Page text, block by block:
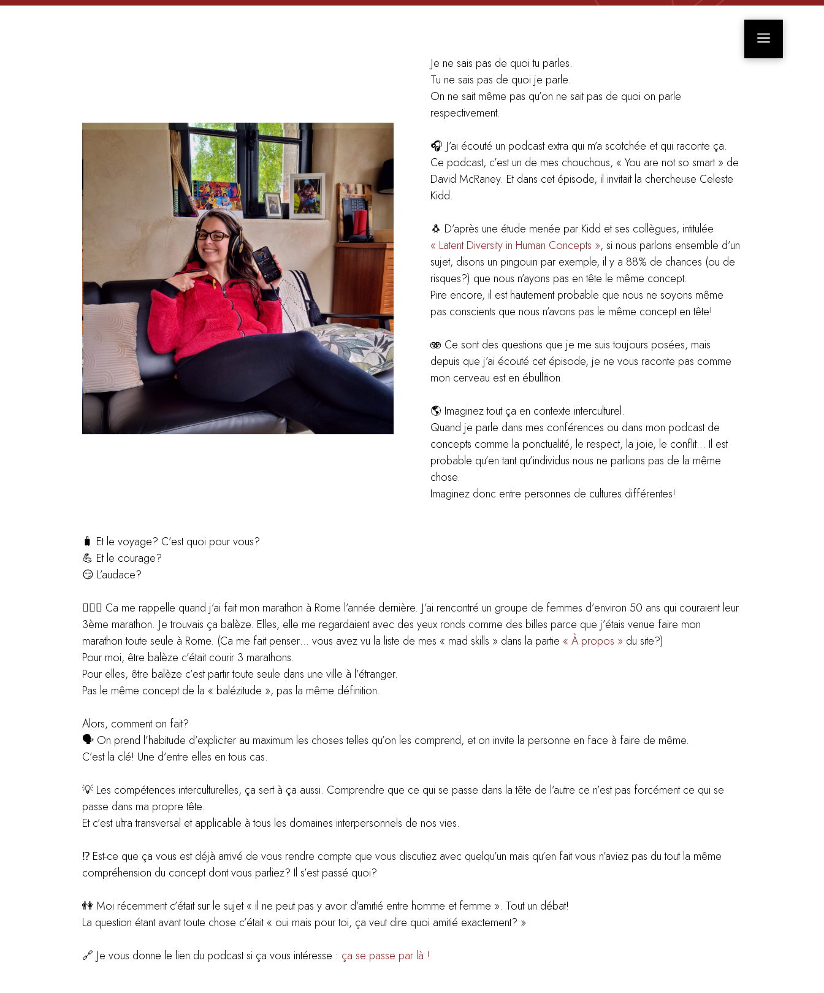
a
Je ne sais pas de quoi tu parles.
Tu ne sais pas de quoi je parle.
On ne sait même pas qu’on ne sait pas de quoi on parle
respectivement.
🎧 J’ai écouté un podcast extra qui m’a scotchée et qui raconte ça.
Ce podcast, c’est un de mes chouchous, « You are not so smart » de
David McRaney. Et dans cet épisode, il invitait la chercheuse Celeste
Kidd.
🐧 D’après une étude menée par Kidd et ses collègues, intitulée
« Latent Diversity in Human Concepts », si nous parlons ensemble d’un
sujet, disons un pingouin par exemple, il y a 88% de chances (ou de
risques?) que nous n’ayons pas en tête le même concept.
Pire encore, il est hautement probable que nous ne soyons même
pas conscients que nous n’avons pas le même concept en tête!
🫨 Ce sont des questions que je me suis toujours posées, mais
depuis que j’ai écouté cet épisode, je ne vous raconte pas comme
mon cerveau est en ébullition.
🌎 Imaginez tout ça en contexte interculturel.
Quand je parle dans mes conférences ou dans mon podcast de
concepts comme la ponctualité, le respect, la joie, le conflit… Il est
probable qu’en tant qu’individus nous ne parlions pas de la même
chose.
Imaginez donc entre personnes de cultures différentes!
🧳 Et le voyage? C’est quoi pour vous?
💪 Et le courage?
😏 L’audace?
🏃🏽‍♀️ Ca me rappelle quand j’ai fait mon marathon à Rome l’année dernière. J’ai rencontré un groupe de femmes d’environ 50 ans qui couraient leur
3ème marathon. Je trouvais ça balèze. Elles, elle me regardaient avec des yeux ronds comme des billes parce que j’étais venue faire mon
marathon toute seule à Rome. (Ca me fait penser… vous avez vu la liste de mes « mad skills » dans la partie « À propos » du site?)
Pour moi, être balèze c’était courir 3 marathons.
Pour elles, être balèze c’est partir toute seule dans une ville à l’étranger.
Pas le même concept de la « balézitude », pas la même définition.
Alors, comment on fait?
🗣️ On prend l’habitude d’expliciter au maximum les choses telles qu’on les comprend, et on invite la personne en face à faire de même.
C’est la clé! Une d’entre elles en tous cas.
💡 Les compétences interculturelles, ça sert à ça aussi. Comprendre que ce qui se passe dans la tête de l’autre ce n’est pas forcément ce qui se
passe dans ma propre tête.
Et c’est ultra transversal et applicable à tous les domaines interpersonnels de nos vies.
⁉️ Est-ce que ça vous est déjà arrivé de vous rendre compte que vous discutiez avec quelqu’un mais qu’en fait vous n’aviez pas du tout la même
compréhension du concept dont vous parliez? Il s’est passé quoi?
👫 Moi récemment c’était sur le sujet « il ne peut pas y avoir d’amitié entre homme et femme ». Tout un débat!
La question étant avant toute chose c’était « oui mais pour toi, ça veut dire quoi amitié exactement? »
🔗 Je vous donne le lien du podcast si ça vous intéresse : ça se passe par là !